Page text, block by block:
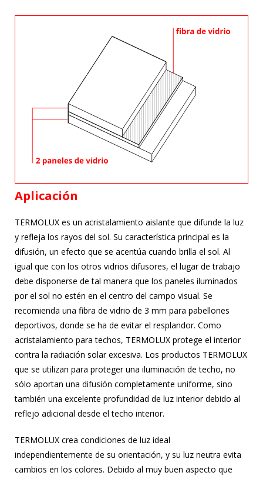
Aplicación
TERMOLUX es un acristalamiento aislante que difunde la luz
y refleja los rayos del sol. Su característica principal es la
difusión, un efecto que se acentúa cuando brilla el sol. Al
igual que con los otros vidrios difusores, el lugar de trabajo
debe disponerse de tal manera que los paneles iluminados
por el sol no estén en el centro del campo visual. Se
recomienda una fibra de vidrio de 3 mm para pabellones
deportivos, donde se ha de evitar el resplandor. Como
acristalamiento para techos, TERMOLUX protege el interior
contra la radiación solar excesiva. Los productos TERMOLUX
que se utilizan para proteger una iluminación de techo, no
sólo aportan una difusión completamente uniforme, sino
también una excelente profundidad de luz interior debido al
reflejo adicional desde el techo interior.
TERMOLUX crea condiciones de luz ideal
independientemente de su orientación, y su luz neutra evita
cambios en los colores. Debido al muy buen aspecto que